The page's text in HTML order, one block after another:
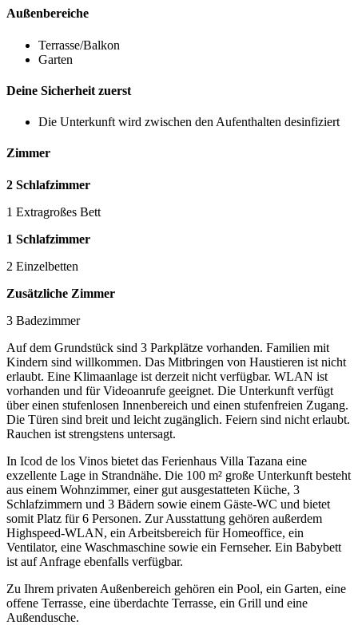
Außenbereiche
Terrasse/Balkon
Garten
Deine Sicherheit zuerst
Die Unterkunft wird zwischen den Aufenthalten desinfiziert
Zimmer
2 Schlafzimmer
1 Extragroßes Bett
1 Schlafzimmer
2 Einzelbetten
Zusätzliche Zimmer
3 Badezimmer
Auf dem Grundstück sind 3 Parkplätze vorhanden. Familien mit
Kindern sind willkommen. Das Mitbringen von Haustieren ist nicht
erlaubt. Eine Klimaanlage ist derzeit nicht verfügbar. WLAN ist
vorhanden und für Videoanrufe geeignet. Die Unterkunft verfügt
über einen stufenlosen Innenbereich und einen stufenfreien Zugang.
Die Türen sind breit und leicht zugänglich. Feiern sind nicht erlaubt.
Rauchen ist strengstens untersagt.
In Icod de los Vinos bietet das Ferienhaus Villa Tazana eine
exzellente Lage in Strandnähe. Die 100 m² große Unterkunft besteht
aus einem Wohnzimmer, einer gut ausgestatteten Küche, 3
Schlafzimmern und 3 Bädern sowie einem Gäste-WC und bietet
somit Platz für 6 Personen. Zur Ausstattung gehören außerdem
Highspeed-WLAN, ein Arbeitsbereich für Homeoffice, ein
Ventilator, eine Waschmaschine sowie ein Fernseher. Ein Babybett
ist auf Anfrage ebenfalls verfügbar.
Zu Ihrem privaten Außenbereich gehören ein Pool, ein Garten, eine
offene Terrasse, eine überdachte Terrasse, ein Grill und eine
Außendusche.